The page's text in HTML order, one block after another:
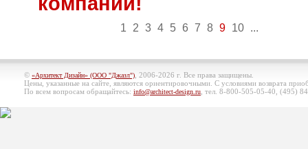
1 2 3 4 5 6 7 8 9 10 ...
© «Архитект Дизайн» (ООО "Джазл") , 2006-2026 г. Все права защищены.
Цены, указанные на сайте, являются ориентировочными. С условиями возврата
По всем вопросам обращайтесь: info@architect-design.ru , тел. 8-800-505-05-40, (495)